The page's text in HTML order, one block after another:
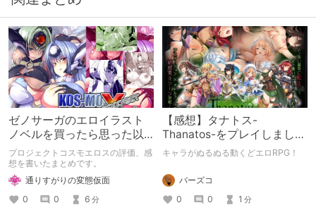
ゼノサーガのエロイラスト
ノベルを買ったら思った以
上におねショタ要素が多か
った件
プロジェクトコスモエロスの評価、感
想を書いたまとめです。
通りすがりの変態仮面
0
0 6 分
【感想】タナトス-
Thanatos-をプレイしまし
た。【ネタバレ注意】
キャラがぬるぬる動くどエロRPG！
バーズコ
0
0 1 分